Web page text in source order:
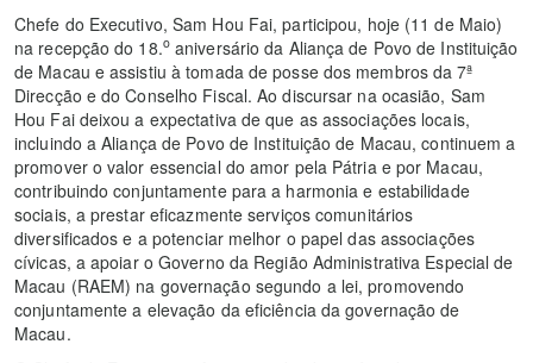
Chefe do Executivo, Sam Hou Fai, participou, hoje (11 de Maio)
na recepção do 18.oaniversário da Aliança de Povo de Instituição
de Macau e assistiu à tomada de posse dos membros da 7ª
Direcção e do Conselho Fiscal. Ao discursar na ocasião, Sam
Hou Fai deixou a expectativa de que as associações locais,
incluindo a Aliança de Povo de Instituição de Macau, continuem a
promover o valor essencial do amor pela Pátria e por Macau,
contribuindo conjuntamente para a harmonia e estabilidade
sociais, a prestar eficazmente serviços comunitários
diversificados e a potenciar melhor o papel das associações
cívicas, a apoiar o Governo da Região Administrativa Especial de
Macau (RAEM) na governação segundo a lei, promovendo
conjuntamente a elevação da eficiência da governação de
Macau.